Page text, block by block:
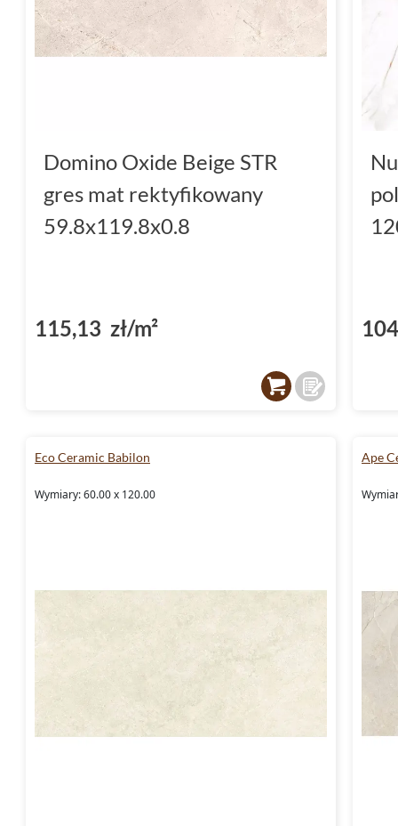
Domino Oxide Beige STR
gres mat rektyfikowany
59.8x119.8x0.8
115,13 zł/m²
Eco Ceramic Babilon
Wymiary: 60.00 x 120.00
Ape